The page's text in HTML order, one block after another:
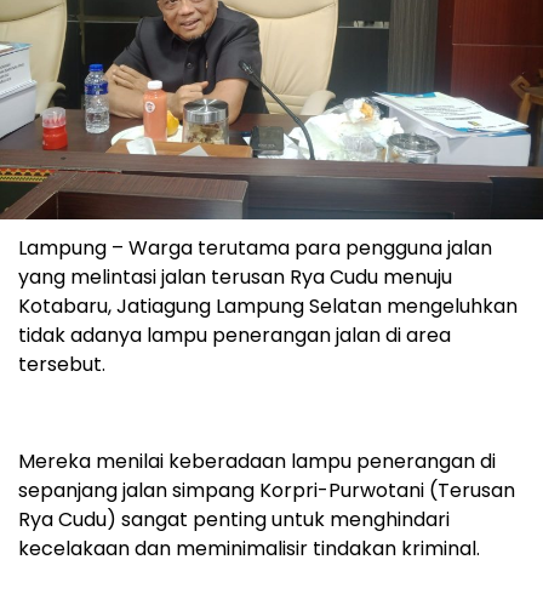
Lampung – Warga terutama para pengguna jalan
yang melintasi jalan terusan Rya Cudu menuju
Kotabaru, Jatiagung Lampung Selatan mengeluhkan
tidak adanya lampu penerangan jalan di area
tersebut.
Mereka menilai keberadaan lampu penerangan di
sepanjang jalan simpang Korpri-Purwotani (Terusan
Rya Cudu) sangat penting untuk menghindari
kecelakaan dan meminimalisir tindakan kriminal.